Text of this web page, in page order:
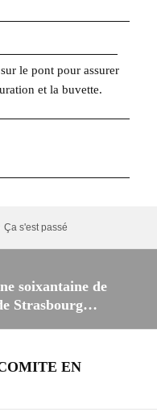
le pont pour assurer
et la buvette.
Catégories
Ça s'est passé
soixantaine de
Strasbourg…
EN